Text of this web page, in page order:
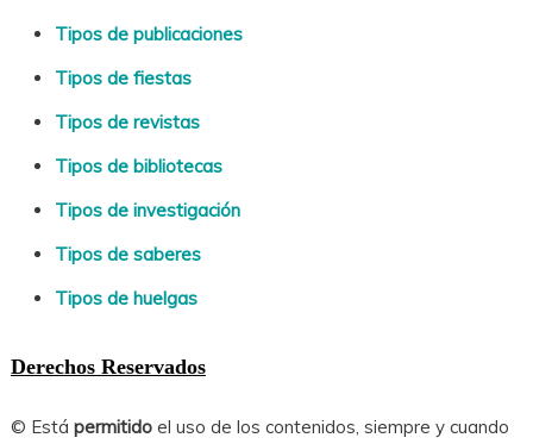
Tipos de publicaciones
Tipos de fiestas
Tipos de revistas
Tipos de bibliotecas
Tipos de investigación
Tipos de saberes
Tipos de huelgas
Derechos Reservados
© Está permitidoel uso de los contenidos, siempre y cuando